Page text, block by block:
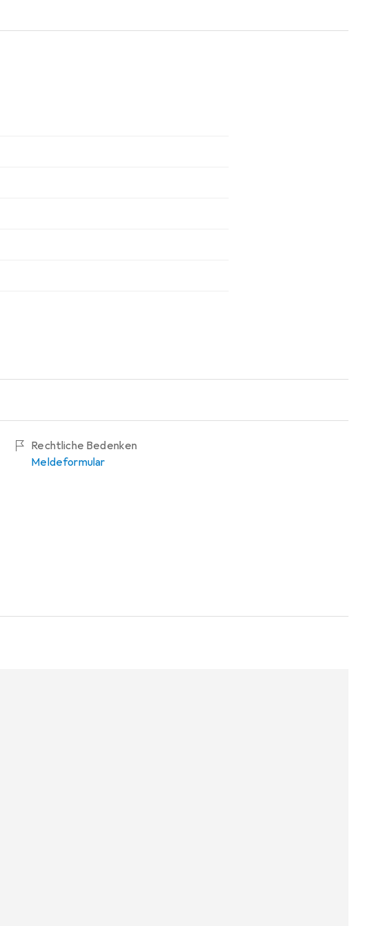
Rechtliche Bedenken
Meldeformular